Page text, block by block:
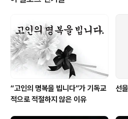
그러나 유대교가 스스로 멸망했다는 것은 기독
“고인의 명복을 빕니다”가 기독교
적으로 적절하지 않은 이유
선